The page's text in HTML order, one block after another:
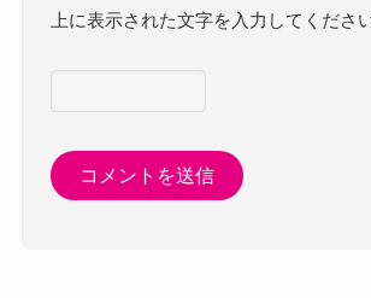
上に表示された文字を入力してください